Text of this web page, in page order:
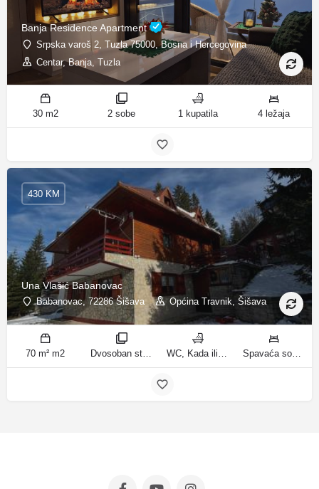
Banja Residence Apartment
Srpska varoš 2, Tuzla 75000, Bosna i Hercegovina
Centar, Banja, Tuzla
30 m2 2 sobe 1 kupatila 4 ležaja
Una Vlašić Babanovac
Babanovac, 72286 Šišava Općina Travnik, Šišava
430 KM
70 m² m2 Dvosoban stan sa pogledom na planinu, Trosoban stan sa pogledom na planinu sobe WC, Kada ili tuš kupatila Spavaća soba 1: 1 krevet za jednu osobu | Spavaća soba 2: 1 krevet na kat | Dnevni boravak: 1 kauč na razvlačenje | Spavaća soba 2: 2 kreveta na kat | Spavaća soba 3: 2 francuska bračna kreveta ležaja